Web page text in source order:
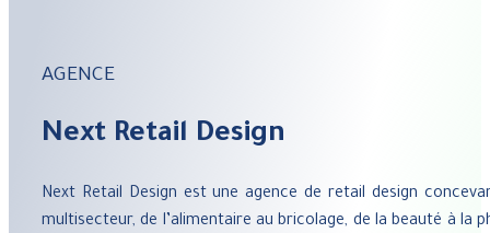
AGENCE
Next Retail Design
Next Retail Design est une agence de retail design
multisecteur, de l’alimentaire au bricolage, de la beauté à la